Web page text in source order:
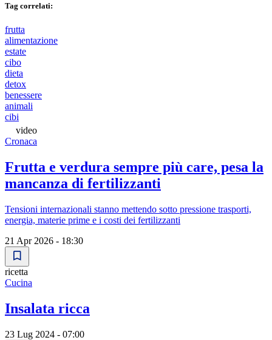
Tag correlati:
frutta
alimentazione
estate
cibo
dieta
detox
benessere
animali
cibi
video
Cronaca
Frutta e verdura sempre più care, pesa la
mancanza di fertilizzanti
Tensioni internazionali stanno mettendo sotto pressione trasporti,
energia, materie prime e i costi dei fertilizzanti
21 Apr 2026 - 18:30
ricetta
Cucina
Insalata ricca
23 Lug 2024 - 07:00